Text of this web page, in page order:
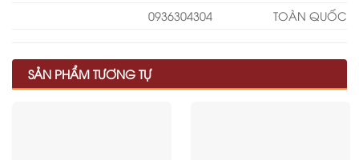
0936304304
TOÀN QUỐC
SẢN PHẨM TƯƠNG TỰ